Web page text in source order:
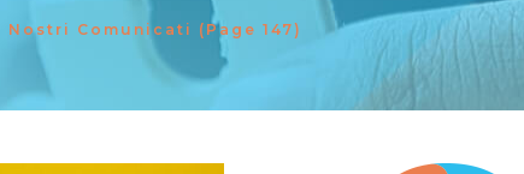
Nostri Comunicati (Page 147)